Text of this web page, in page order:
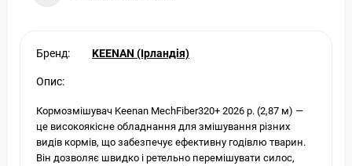
Бренд: KEENAN (Ірландія)
Опис:
Кормозмішувач Keenan MechFiber320+ 2026 р. (2,87 м) —
це високоякісне обладнання для змішування різних
видів кормів, що забезпечує ефективну годівлю тварин.
Він дозволяє швидко і ретельно перемішувати силос,